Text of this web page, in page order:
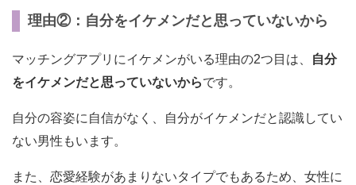
理由②：自分をイケメンだと思っていないから
マッチングアプリにイケメンがいる理由の2つ目は、
自分
をイケメンだと思っていないからです。
自分の容姿に自信がなく、自分がイケメンだと認識してい
ない男性もいます。
また、恋愛経験があまりないタイプでもあるため、女性に